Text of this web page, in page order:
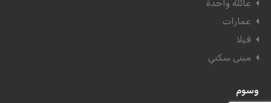
عائلة واحدة
عمارات
فيلا
مبنى سكني
وسوم